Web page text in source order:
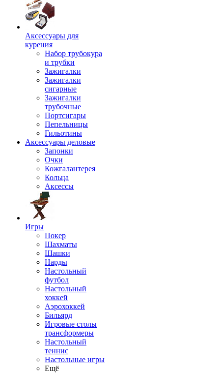
Аксессуары для
курения
Набор трубокура
и трубки
Зажигалки
Зажигалки
сигарные
Зажигалки
трубочные
Портсигары
Пепельницы
Гильотины
Аксессуары деловые
Запонки
Очки
Кожгалантерея
Кольца
Аксессы
Игры
Покер
Шахматы
Шашки
Нарды
Настольный
футбол
Настольный
хоккей
Аэрохоккей
Бильярд
Игровые столы
трансформеры
Настольный
теннис
Настольные игры
Ещё